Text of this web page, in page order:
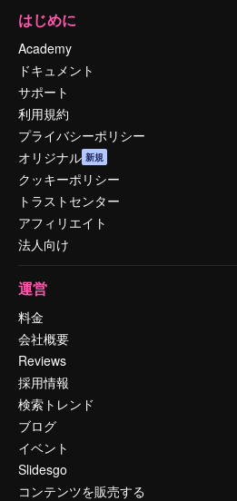
はじめに
Academy
ドキュメント
サポート
利用規約
プライバシーポリシー
オリジナル 新規
クッキーポリシー
トラストセンター
アフィリエイト
法人向け
運営
料金
会社概要
Reviews
採用情報
検索トレンド
ブログ
イベント
Slidesgo
コンテンツを販売する